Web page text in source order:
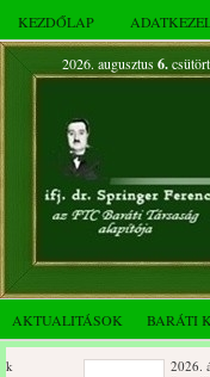
KEZDŐLAP
2026. augusztus 6.
AKTUALITÁSOK BARÁTI
2026. áprilisi